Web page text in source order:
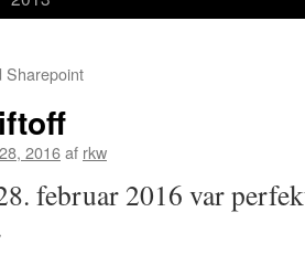
Sharepoint
2016af rkw
februar 2016 var